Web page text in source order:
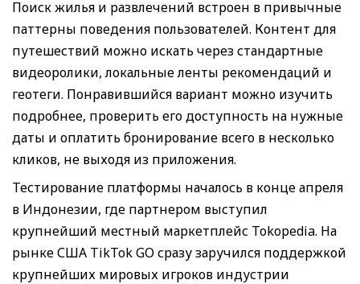
Поиск жилья и развлечений встроен в привычные
паттерны поведения пользователей. Контент для
путешествий можно искать через стандартные
видеоролики, локальные ленты рекомендаций и
геотеги. Понравившийся вариант можно изучить
подробнее, проверить его доступность на нужные
даты и оплатить бронирование всего в несколько
кликов, не выходя из приложения.
Тестирование платформы началось в конце апреля
в Индонезии, где партнером выступил
крупнейший местный маркетплейс Tokopedia. На
рынке США TikTok GO сразу заручился поддержкой
крупнейших мировых игроков индустрии